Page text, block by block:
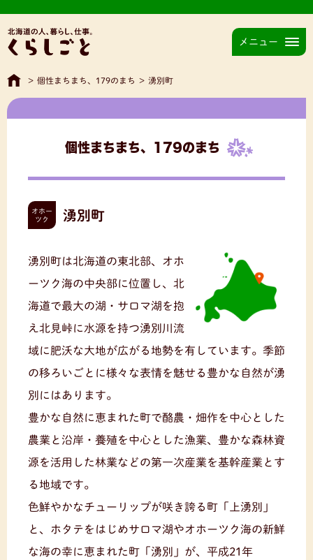
メニュー
> 個性まちまち、179のまち > 湧別町
個性まちまち、179のまち
オホー
ツク
湧別町
湧別町は北海道の東北部、オホ
ーツク海の中央部に位置し、北
海道で最大の湖・サロマ湖を抱
え北見峠に水源を持つ湧別川流
域に肥沃な大地が広がる地勢を有しています。季節
の移ろいごとに様々な表情を魅せる豊かな自然が湧
別にはあります。
豊かな自然に恵まれた町で酪農・畑作を中心とした
農業と沿岸・養殖を中心とした漁業、豊かな森林資
源を活用した林業などの第一次産業を基幹産業とす
る地域です。
色鮮やかなチューリップが咲き誇る町「上湧別」
と、ホタテをはじめサロマ湖やオホーツク海の新鮮
な海の幸に恵まれた町「湧別」が、平成21年